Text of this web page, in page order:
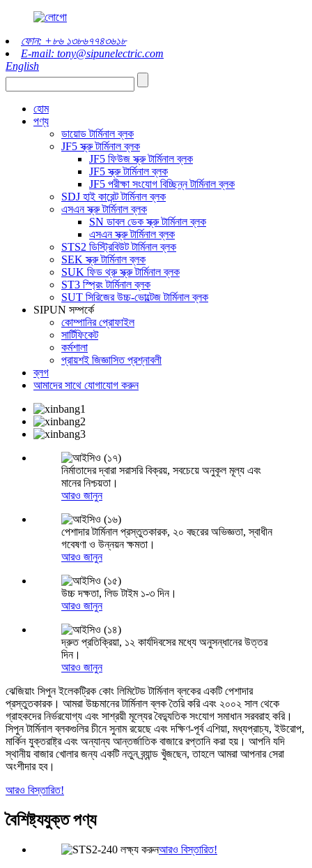
ফোন: +৮৬ ১৩৮৬৭৭৪৩৬১৮
E-mail: tony@sipunelectric.com
English
হোম
পণ্য
ডায়োড টার্মিনাল ব্লক
JF5 স্ক্রু টার্মিনাল ব্লক
JF5 ফিউজ স্ক্রু টার্মিনাল ব্লক
JF5 স্ক্রু টার্মিনাল ব্লক
JF5 পরীক্ষা সংযোগ বিচ্ছিন্ন টার্মিনাল ব্লক
SDJ হাই কারেন্ট টার্মিনাল ব্লক
এসএন স্ক্রু টার্মিনাল ব্লক
SN ডাবল ডেক স্ক্রু টার্মিনাল ব্লক
এসএন স্ক্রু টার্মিনাল ব্লক
STS2 ডিস্ট্রিবিউট টার্মিনাল ব্লক
SEK স্ক্রু টার্মিনাল ব্লক
SUK ফিড থ্রু স্ক্রু টার্মিনাল ব্লক
ST3 স্প্রিং টার্মিনাল ব্লক
SUT সিরিজের উচ্চ-ভোল্টেজ টার্মিনাল ব্লক
SIPUN সম্পর্কে
কোম্পানির প্রোফাইল
সার্টিফিকেট
কর্মশালা
প্রায়শই জিজ্ঞাসিত প্রশ্নাবলী
ব্লগ
আমাদের সাথে যোগাযোগ করুন
নির্মাতাদের দ্বারা সরাসরি বিক্রয়, সবচেয়ে অনুকূল মূল্য এবং
মানের নিশ্চয়তা।
আরও জানুন
পেশাদার টার্মিনাল প্রস্তুতকারক, ২০ বছরের অভিজ্ঞতা, স্বাধীন
গবেষণা ও উন্নয়ন ক্ষমতা।
আরও জানুন
উচ্চ দক্ষতা, লিড টাইম ১-৩ দিন।
আরও জানুন
দ্রুত প্রতিক্রিয়া, ১২ কার্যদিবসের মধ্যে অনুসন্ধানের উত্তর
দিন।
আরও জানুন
ঝেজিয়াং সিপুন ইলেকট্রিক কোং লিমিটেড টার্মিনাল ব্লকের একটি পেশাদার
প্রস্তুতকারক। আমরা উচ্চমানের টার্মিনাল ব্লক তৈরি করি এবং ২০০২ সাল থেকে
গ্রাহকদের নির্ভরযোগ্য এবং সাশ্রয়ী মূল্যের বৈদ্যুতিক সংযোগ সমাধান সরবরাহ করি।
সিপুন টার্মিনাল ব্লকগুলির চীনে সুনাম রয়েছে এবং দক্ষিণ-পূর্ব এশিয়া, মধ্যপ্রাচ্য, ইউরোপ,
মার্কিন যুক্তরাষ্ট্র এবং অন্যান্য আন্তর্জাতিক বাজারে রপ্তানি করা হয়। আপনি যদি
স্থানীয় বাজার খোলার জন্য একটি নতুন ব্র্যান্ড খুঁজছেন, তাহলে আমরা আপনার সেরা
অংশীদার হব।
আরও বিস্তারিত!
বৈশিষ্ট্যযুক্ত পণ্য
আরও বিস্তারিত!